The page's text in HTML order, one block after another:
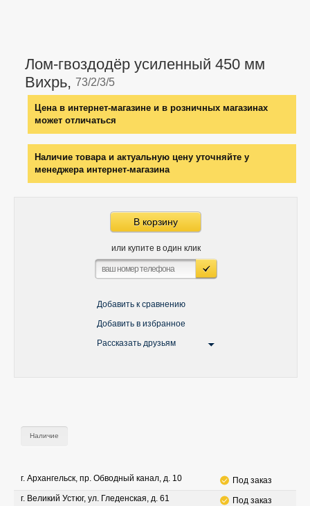
Лом-гвоздодёр усиленный 450 мм
Вихрь, 73/2/3/5
Цена в интернет-магазине и в розничных магазинах
может отличаться
Наличие товара и актуальную цену уточняйте у
менеджера интернет-магазина
В корзину
или купите в один клик
Добавить к сравнению
Добавить в избранное
Рассказать друзьям
Наличие
г. Архангельск, пр. Обводный канал, д. 10
Под заказ
г. Великий Устюг, ул. Гледенская, д. 61
Под заказ